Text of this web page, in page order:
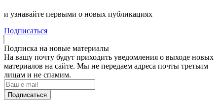
и узнавайте первыми о новых публикациях
Подписаться
Подписка на новые материалы
На вашу почту будут приходить уведомления о выходе новых
материалов на сайте. Мы не передаем адреса почты третьим
лицам и не спамим.
Подписаться